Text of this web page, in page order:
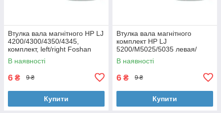
Втулка вала магнітного HP LJ
4200/4300/4350/4345,
комплект, left/right Foshan
(MAG-1338A-BSH-Foshan)
В наявності
6 ₴ 9 ₴
Купити
Втулка вала магнітного
комплект HP LJ
5200/M5025/5035 левая/
правая Foshan (MAG-7516A-
BSH-Foshan)
В наявності
6 ₴ 9 ₴
Купити